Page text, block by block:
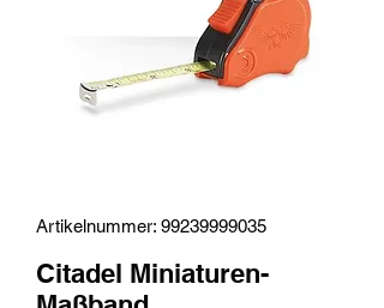
Artikelnummer: 99239999035
Citadel Miniaturen-